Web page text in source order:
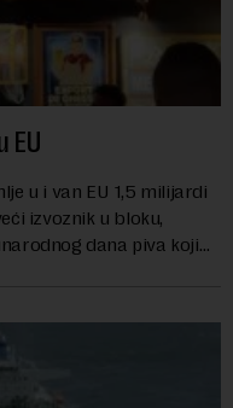
EU
u i van EU 1,5 milijardi
izvoznik u bloku,
dana piva koji